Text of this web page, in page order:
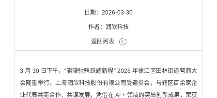
日期：2026-03-30
作者：润欣科技
返回列表
3 月 30 日下午，“骐骥驰骋跃耀新程” 2026 年徐汇区田林街道营商大
会隆重举行。上海润欣科技股份有限公司受邀参会，与辖区百余家企
业代表共商合作、共谋发展，凭借在 AI + 领域的突出创新成果，荣获